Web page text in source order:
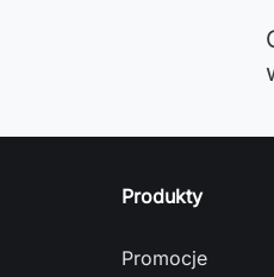
Produkty
Promocje